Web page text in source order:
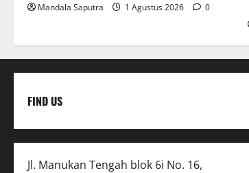
Mandala Saputra 1 Agustus 2026 0
FIND US
Jl. Manukan Tengah blok 6i No. 16,